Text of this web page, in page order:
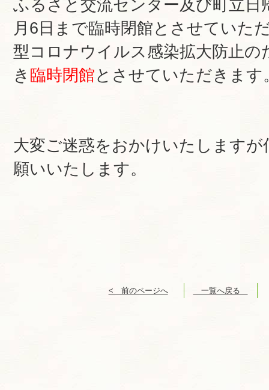
ふるさと交流センター及び町立日
月6日まで臨時閉館とさせていた
型コロナウイルス感染拡大防止の
き 臨時閉館とさせていただきます
大変ご迷惑をおかけいたします
願いいたします。
< 前のページへ 一覧へ戻る